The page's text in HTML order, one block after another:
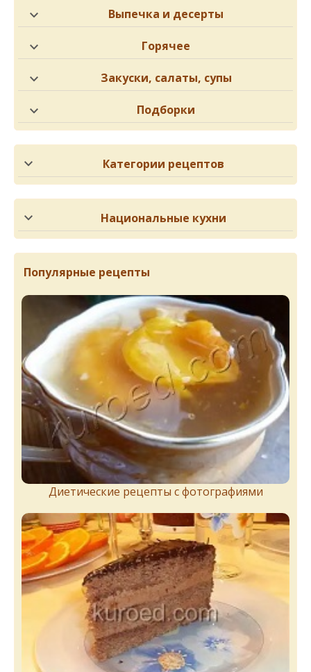
Выпечка и десерты
Горячее
Закуски, салаты, супы
Подборки
Категории рецептов
Национальные кухни
Популярные рецепты
Диетические рецепты с фотографиями